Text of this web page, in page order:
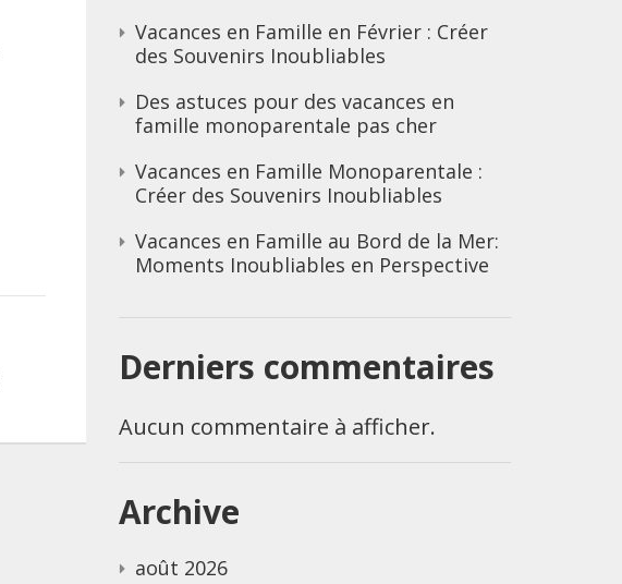
Vacances en Famille en Février : Créer
des Souvenirs Inoubliables
Des astuces pour des vacances en
famille monoparentale pas cher
Vacances en Famille Monoparentale :
Créer des Souvenirs Inoubliables
Vacances en Famille au Bord de la Mer:
Moments Inoubliables en Perspective
Derniers commentaires
Aucun commentaire à afficher.
Archive
août 2026